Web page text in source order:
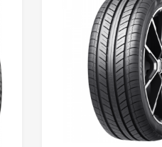
Add to Compare